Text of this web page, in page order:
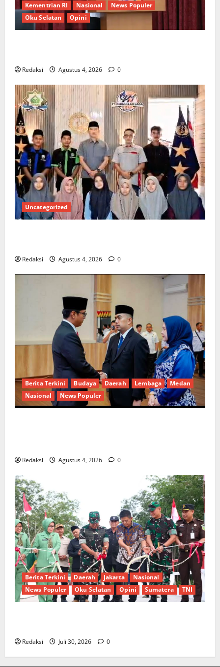
Kementrian RI
Nasional
News Populer
Oku Selatan
Opini
Redaksi Agustus 4, 2026 0
Uncategorized
Redaksi Agustus 4, 2026 0
Berita Terkini Budaya Daerah Lembaga
Medan
Nasional
News Populer
Redaksi Agustus 4, 2026 0
Berita Terkini Daerah Jakarta
Nasional
News Populer
Oku Selatan Opini Sumatera TNI
Redaksi Juli 30, 2026 0